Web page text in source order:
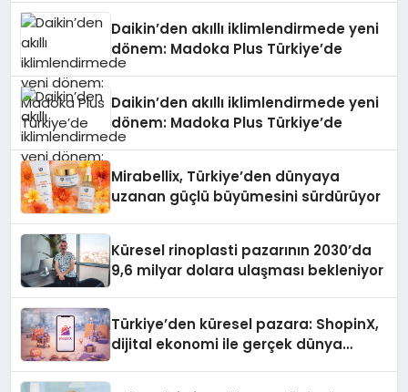
Daikin’den akıllı iklimlendirmede yeni
dönem: Madoka Plus Türkiye’de
Daikin’den akıllı iklimlendirmede yeni
dönem: Madoka Plus Türkiye’de
Mirabellix, Türkiye’den dünyaya
uzanan güçlü büyümesini sürdürüyor
Küresel rinoplasti pazarının 2030’da
9,6 milyar dolara ulaşması bekleniyor
Türkiye’den küresel pazara: ShopinX,
dijital ekonomi ile gerçek dünya